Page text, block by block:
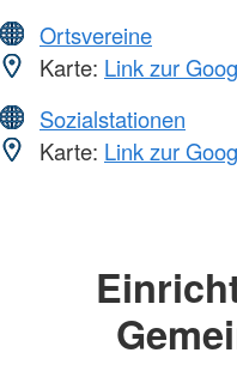
Ortsvereine
Karte: Link zur
Sozialstationen
Karte: Link zur